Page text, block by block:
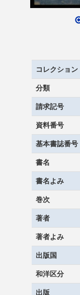
コレクション
分類
請求記号
資料番号
基本書誌番号
書名
書名よみ
巻次
著者
著者よみ
出版国
和洋区分
出版